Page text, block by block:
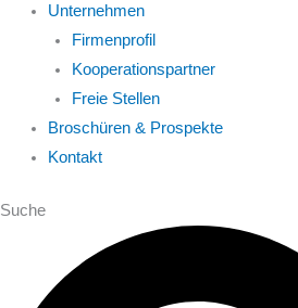
Unternehmen
Firmenprofil
Kooperationspartner
Freie Stellen
Broschüren & Prospekte
Kontakt
Suche